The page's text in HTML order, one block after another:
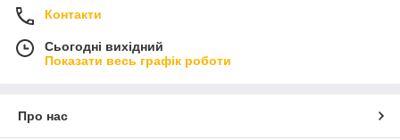
Контакти
Сьогодні вихідний
Показати весь графік роботи
Про нас